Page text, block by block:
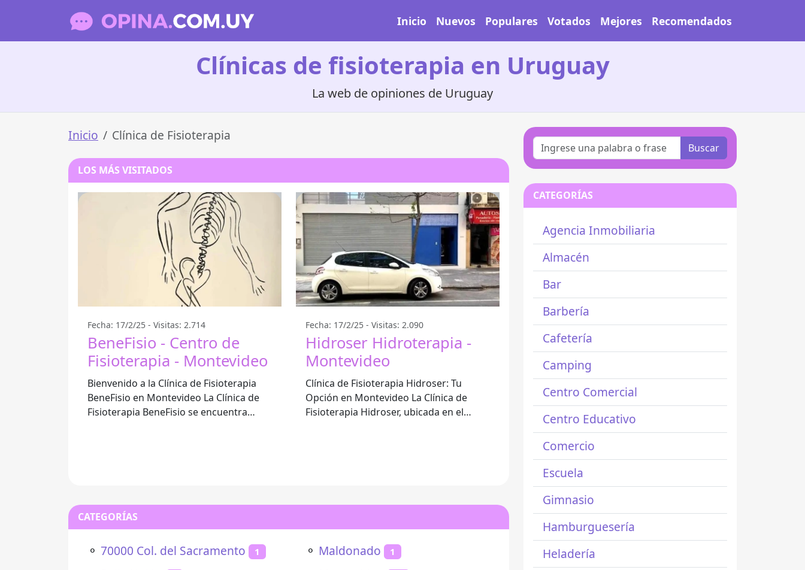
Inicio Nuevos Populares Votados Mejores Recomendados
Clínicas de fisioterapia en Uruguay
La web de opiniones de Uruguay
Inicio Clínica de Fisioterapia
LOS MÁS VISITADOS
Fecha: 17/2/25 - Visitas: 2.714
BeneFisio - Centro de
Fisioterapia - Montevideo
Bienvenido a la Clínica de Fisioterapia
BeneFisio en Montevideo La Clínica de
Fisioterapia BeneFisio se encuentra
Fecha: 17/2/25 - Visitas: 2.090
Hidroser Hidroterapia -
Montevideo
Clínica de Fisioterapia Hidroser: Tu
Opción en Montevideo La Clínica de
Fisioterapia Hidroser, ubicada en el
CATEGORÍAS
⚬ 70000 Col. del Sacramento 1 ⚬ Maldonado 1
Buscar
CATEGORÍAS
Agencia Inmobiliaria
Almacén
Bar
Barbería
Cafetería
Camping
Centro Comercial
Centro Educativo
Comercio
Escuela
Gimnasio
Hamburguesería
Heladería